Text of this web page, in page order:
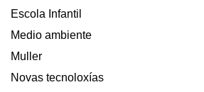
Escola Infantil
Medio ambiente
Muller
Novas tecnoloxías